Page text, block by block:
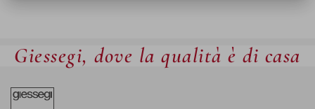
Giessegi, dove la qualità è di casa